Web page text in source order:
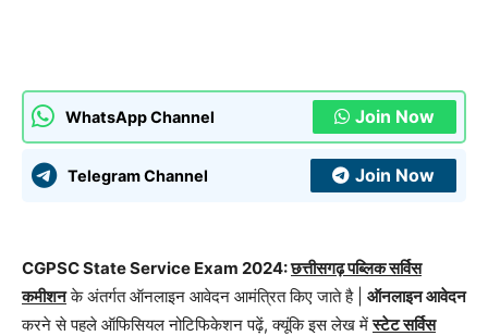
WhatsApp Channel Join Now
Telegram Channel Join Now
CGPSC State Service Exam 2024:छत्तीसगढ़ पब्लिक सर्विस
कमीशनके अंतर्गत ऑनलाइन आवेदन आमंत्रित किए जाते है | ऑनलाइन आवेदन
करने से पहले ऑफिसियल नोटिफिकेशन पढ़ें, क्यूंकि इस लेख मेंस्टेट सर्विस